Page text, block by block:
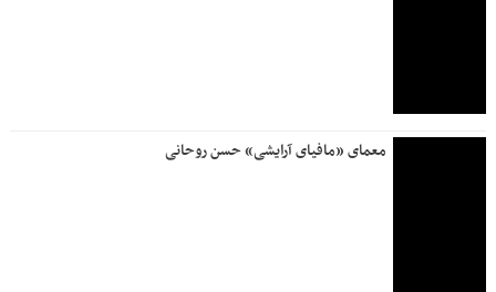
معمای «مافیای آرایشی» حسن روحانی